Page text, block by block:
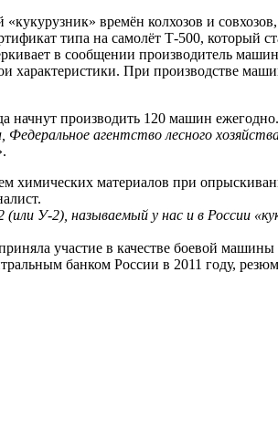
времён колхозов и
типа на самолёт Т-500,
в сообщении производитель
характеристики. При производстве
начнут производить 120 машин ежегодно.
агентство лесного
химических материалов при
У-2), называемый у нас и в России
участие в качестве боевой
банком России в 2011 году,